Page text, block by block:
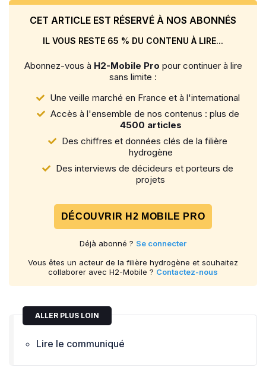
CET ARTICLE EST RÉSERVÉ À NOS ABONNÉS
IL VOUS RESTE 65 % DU CONTENU À LIRE...
Abonnez-vous à H2-Mobile Pro pour continuer à lire
sans limite :
Une veille marché en France et à l'international
Accès à l'ensemble de nos contenus : plus de
4500 articles
Des chiffres et données clés de la filière
hydrogène
Des interviews de décideurs et porteurs de
projets
DÉCOUVRIR H2 MOBILE PRO
Déjà abonné ? Se connecter
Vous êtes un acteur de la filière hydrogène et souhaitez
collaborer avec H2-Mobile ? Contactez-nous
ALLER PLUS LOIN
Lire le communiqué